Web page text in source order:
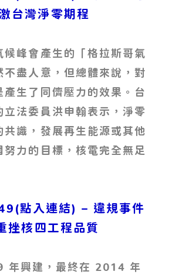
台灣淨零期程
：
候峰會產生的「格拉斯哥氣
不盡人意，但總體來說，對
產生了同儕壓力的效果。台
立法委員洪申翰表示，淨零
共識，發展再生能源或其他
努力的目標，核電完全無足
點入連結) – 違規事件
挫核四工程品質
：
年興建，最終在 2014 年